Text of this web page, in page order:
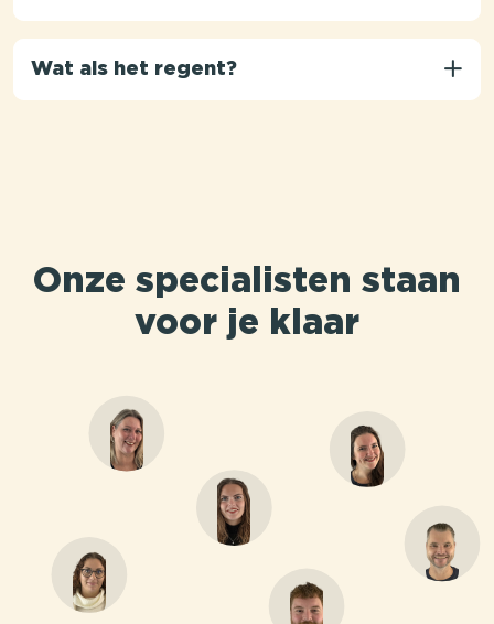
Wat als het regent?
Onze specialisten staan
voor je klaar